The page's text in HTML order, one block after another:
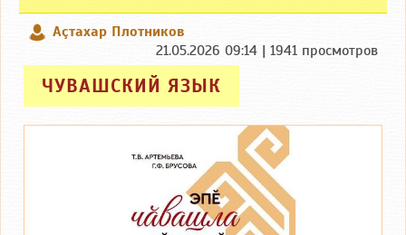
Аçтахар Плотников
21.05.2026 09:14 | 1941 просмотров
ЧУВАШСКИЙ ЯЗЫК